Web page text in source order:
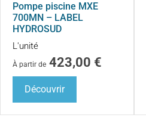
Pompe piscine MXE
700MN – LABEL
HYDROSUD
L'unité
À partir de 423,00 €
Découvrir